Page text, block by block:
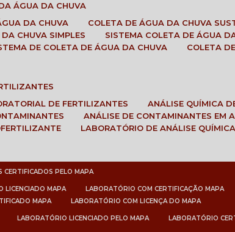
DA ÁGUA DA CHUVA
DA CHUVA
COLETA DE ÁGUA DA CHUVA
DA CHUVA SIMPLES
SISTEMA COLETA DE ÁGUA
DE COLETA DE ÁGUA DA CHUVA COLETA
DE FERTILIZANTES
ANÁLISE QUÍMICA
ANÁLISE DE CONTAMINANTES EM
LABORATÓRIO DE ANÁLISE
CERTIFICADOS PELO MAPA
LICENCIADO MAPA
LABORATÓRIO COM CERTIFICAÇÃO MAPA
MAPA LABORATÓRIO COM LICENÇA DO MAPA
LABORATÓRIO LICENCIADO PELO MAPA LABORATÓRIO